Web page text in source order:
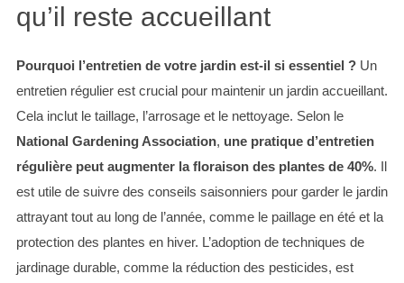
qu’il reste accueillant
Pourquoi l’entretien de votre jardin est-il si essentiel ?Un
entretien régulier est crucial pour maintenir un jardin accueillant.
Cela inclut le taillage, l’arrosage et le nettoyage. Selon le
National Gardening Association, une pratique d’entretien
régulière peut augmenter la floraison des plantes de 40%. Il
est utile de suivre des conseils saisonniers pour garder le jardin
attrayant tout au long de l’année, comme le paillage en été et la
protection des plantes en hiver. L’adoption de techniques de
jardinage durable, comme la réduction des pesticides, est